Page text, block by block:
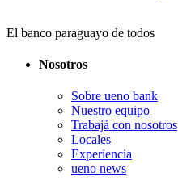
páginas
El banco paraguayo de todos
Nosotros
Sobre ueno bank
Nuestro equipo
Trabajá con nosotros
Locales
Experiencia
ueno news